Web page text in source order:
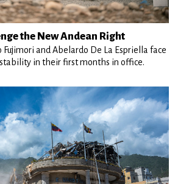
the New Andean Right
and Abelardo De La Espriella face
in their first months in office.